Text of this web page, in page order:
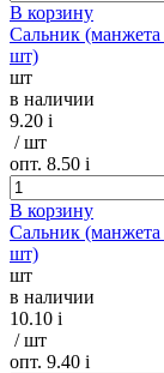
В корзину
Сальник
шт)
шт
в наличии
9.20 i
/ шт
опт. 8.50 i
В корзину
Сальник
шт)
шт
в наличии
10.10 i
/ шт
опт. 9.40 i